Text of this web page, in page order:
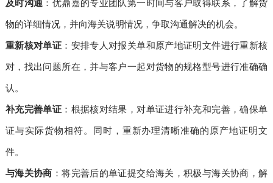
及时沟通 ：优鼎嘉的专业团队第一时间与客户取得联系，了解货
物的详细情况，并向海关说明情况，争取沟通解决的机会。
重新核对单证 ：安排专人对报关单和原产地证明文件进行重新核
对，找出问题所在，并与客户一起对货物的规格型号进行准确确
认。
补充完善单证 ：根据核对结果，对单证进行补充和完善，确保单
证与实际货物相符。同时，重新办理清晰准确的原产地证明文
件。
与海关协商 ：将完善后的单证提交给海关，积极与海关协商，解